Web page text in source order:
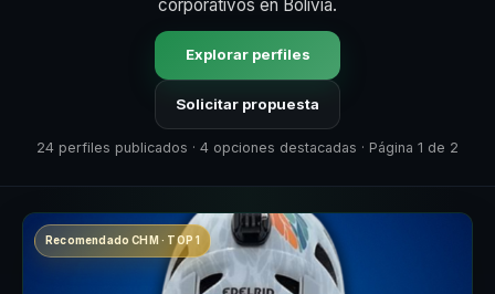
corporativos en Bolivia.
Explorar perfiles
Solicitar propuesta
24 perfiles publicados · 4 opciones destacadas · Página 1 de 2
Recomendado CHM · TOP 1